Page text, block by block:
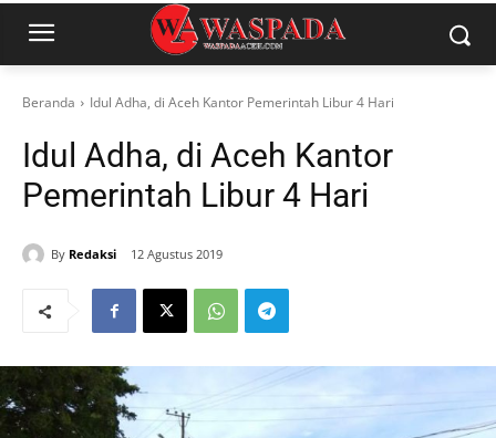
Beranda Idul Adha, di Aceh Kantor Pemerintah Libur 4 Hari
Idul Adha, di Aceh Kantor
Pemerintah Libur 4 Hari
By Redaksi 12 Agustus 2019